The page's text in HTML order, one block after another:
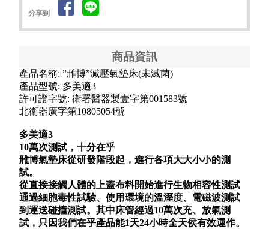
分享到
商品資訊
產品名稱: ”雃博”減壓氣墊床(未滅菌)
產品型號: 多美適3
許可證字號: 衛署醫器製壹字第001583號
北衛器廣字第10805054號
多美適3
10萬次測試，十分在乎
雃博氣墊床從研發階段起，進行各項大大小小的測
試。
從直接接觸人體的上蓋布料開始進行生物相容性測試
通過細胞毒性試驗、使用環境的溫溼度、電磁波測試
到運送碰撞測試。其中床管經過10萬次充、放氣測
試，只因我們在乎產品能1天24小時全天侯有效運作。